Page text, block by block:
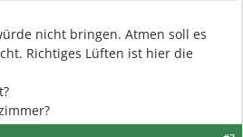
nicht bringen. Atmen soll es
Richtiges Lüften ist hier die